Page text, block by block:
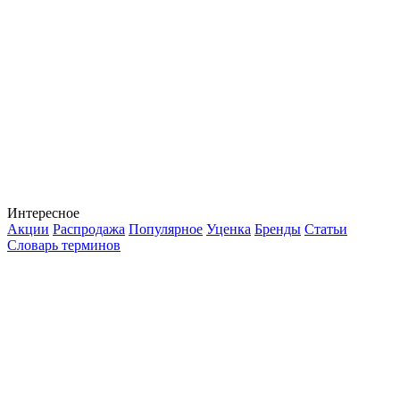
Интересное
Акции Распродажа Популярное Уценка Бренды Статьи
Словарь терминов